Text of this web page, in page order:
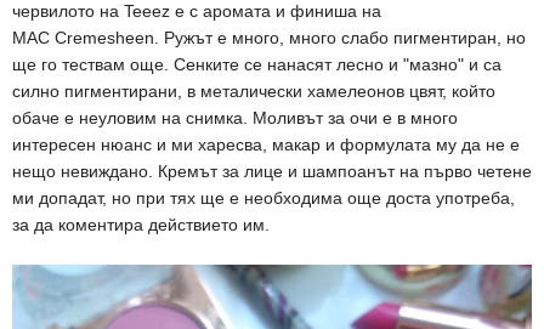
червилото на Teeez е с аромата и финиша на
MAC Cremesheen. Ружът е много, много слабо пигментиран, но
ще го тествам още. Сенките се нанасят лесно и "мазно" и са
силно пигментирани, в металически хамелеонов цвят, който
обаче е неуловим на снимка. Моливът за очи е в много
интересен нюанс и ми харесва, макар и формулата му да не е
нещо невиждано. Кремът за лице и шампоанът на първо четене
ми допадат, но при тях ще е необходима още доста употреба,
за да коментира действието им.